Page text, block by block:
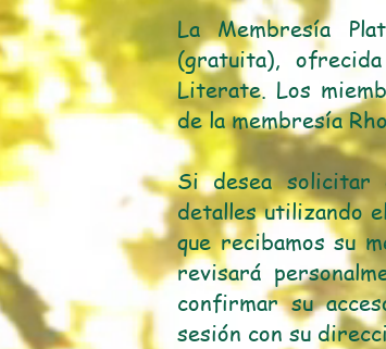
La Membresía
(gratuita),
Literate. Los
de la membresía
Si desea solicitar
detalles utilizando
que recibamos su
revisará
confirmar su
sesión con su